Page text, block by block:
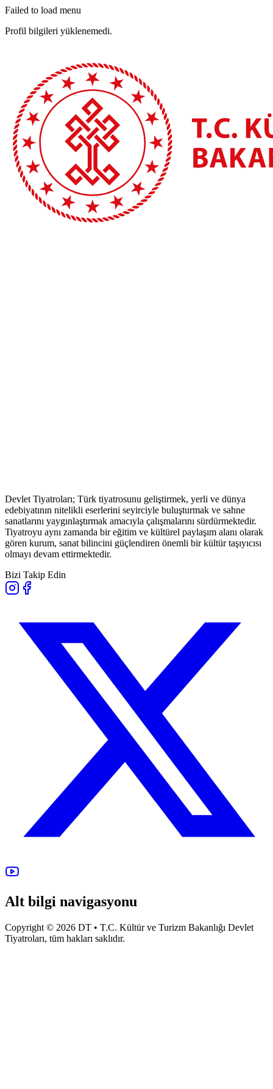
Failed to load menu
Profil bilgileri yüklenemedi.
Devlet Tiyatroları; Türk tiyatrosunu geliştirmek, yerli ve dünya
edebiyatının nitelikli eserlerini seyirciyle buluşturmak ve sahne
sanatlarını yaygınlaştırmak amacıyla çalışmalarını sürdürmektedir.
Tiyatroyu aynı zamanda bir eğitim ve kültürel paylaşım alanı olarak
gören kurum, sanat bilincini güçlendiren önemli bir kültür taşıyıcısı
olmayı devam ettirmektedir.
Bizi Takip Edin
Alt bilgi navigasyonu
Copyright © 2026 DT • T.C. Kültür ve Turizm Bakanlığı Devlet
Tiyatroları, tüm hakları saklıdır.